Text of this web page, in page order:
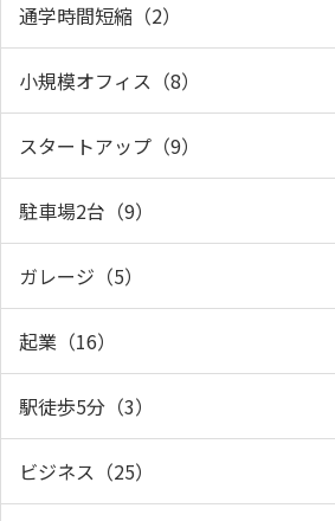
通学時間短縮（2）
小規模オフィス（8）
スタートアップ（9）
駐車場2台（9）
ガレージ（5）
起業（16）
駅徒歩5分（3）
ビジネス（25）